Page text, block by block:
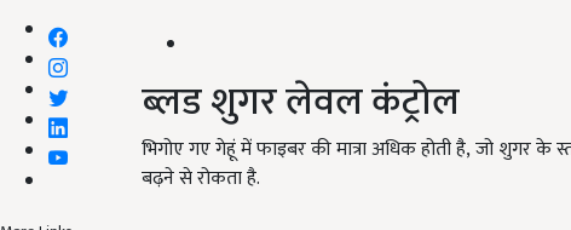
ब्लड शुगर लेवल कंट्रोल
भिगोए गए गेहूं में फाइबर की मात्रा अधिक होती है, जो शुगर
बढ़ने से रोकता है.